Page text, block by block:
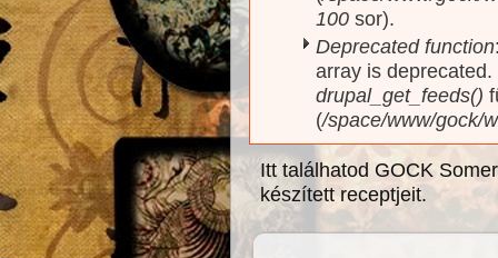
100 sor).
Deprecated function
array is
drupal_get_feeds()
(/space/www/gock/
Itt találhatod GOCK
készített receptjeit.